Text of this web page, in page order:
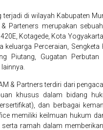
di wilayah Kabupaten
Parteners merupakan
Kotagede, Kota
Perceraian, Sengketa
Piutang, Gugatan Perbutan
& Partnersterdiri dari
khusus dalam bidang
dan berbagai
memiliki keilmuan hukum
ramah dalam